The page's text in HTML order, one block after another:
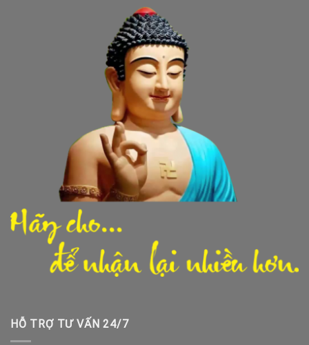
HỖ TRỢ TƯ VẤN 24/7